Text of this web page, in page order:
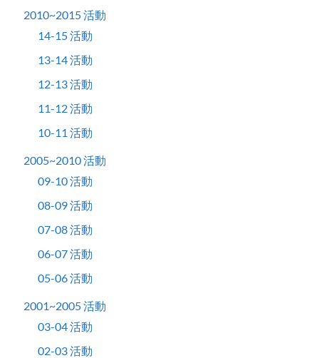
2010~2015 活動
14-15 活動
13-14 活動
12-13 活動
11-12 活動
10-11 活動
2005~2010 活動
09-10 活動
08-09 活動
07-08 活動
06-07 活動
05-06 活動
2001~2005 活動
03-04 活動
02-03 活動